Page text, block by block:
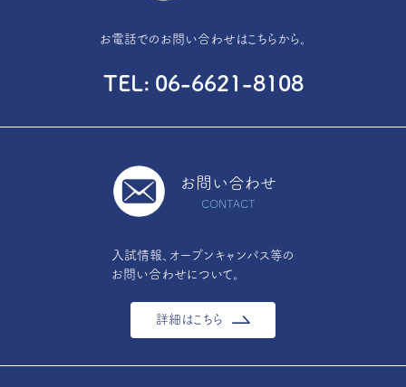
お電話でのお問い合わせはこちらから。
TEL 06-6621-8108
お問い合わせ
CONTACT
入試情報、オープンキャンパス等の
お問い合わせについて。
詳細はこちら